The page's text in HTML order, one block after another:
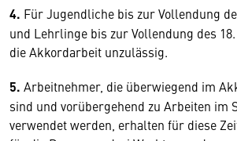
4. Für Jugendliche bis zur Vollendung
und Lehrlinge bis zur Vollendung des
die Akkordarbeit unzulässig.
5. Arbeitnehmer, die überwiegend im
sind und vorübergehend zu Arbeiten im
verwendet werden, erhalten für diese